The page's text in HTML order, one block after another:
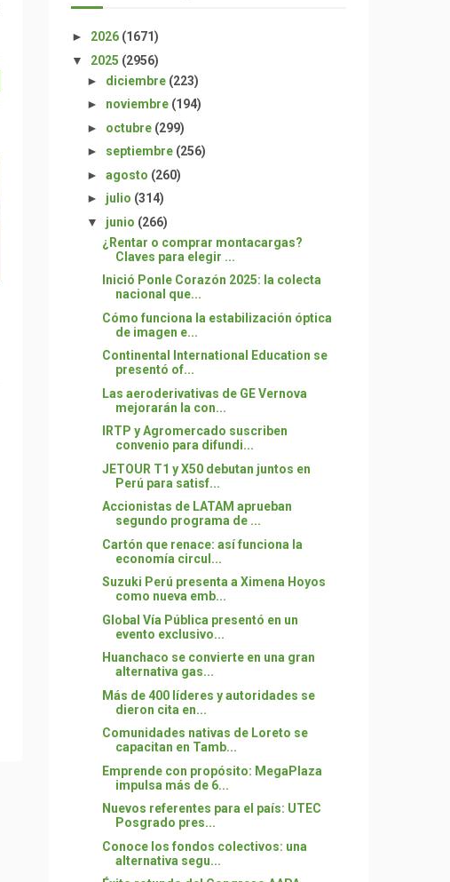
► 2026 (1671)
▼ 2025 (2956)
► diciembre (223)
► noviembre (194)
► octubre (299)
► septiembre (256)
► agosto (260)
► julio (314)
▼ junio (266)
¿Rentar o comprar montacargas?
Claves para elegir ...
Inició Ponle Corazón 2025: la colecta
nacional que...
Cómo funciona la estabilización óptica
de imagen e...
Continental International Education se
presentó of...
Las aeroderivativas de GE Vernova
mejorarán la con...
IRTP y Agromercado suscriben
convenio para difundi...
JETOUR T1 y X50 debutan juntos en
Perú para satisf...
Accionistas de LATAM aprueban
segundo programa de ...
Cartón que renace: así funciona la
economía circul...
Suzuki Perú presenta a Ximena Hoyos
como nueva emb...
Global Vía Pública presentó en un
evento exclusivo...
Huanchaco se convierte en una gran
alternativa gas...
Más de 400 líderes y autoridades se
dieron cita en...
Comunidades nativas de Loreto se
capacitan en Tamb...
Emprende con propósito: MegaPlaza
impulsa más de 6...
Nuevos referentes para el país: UTEC
Posgrado pres...
Conoce los fondos colectivos: una
alternativa segu...